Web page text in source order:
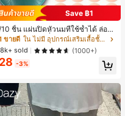
Save ฿1
10 ชิ้น แผ่นปิดหัวนมที่ใช้ซ้ำได้ ล่องห
ร้รอยต่อ & ไม่ลื่น เหมาะสำหรับโอก
ต่างๆ สิ่งจำเป็นสำหรับฤดูร้อน
ขายดี
ใน ไม่มี อุปกรณ์เสริมเสื้อชั้นในผู้หญิง
sold
(1000+)
28 -3%